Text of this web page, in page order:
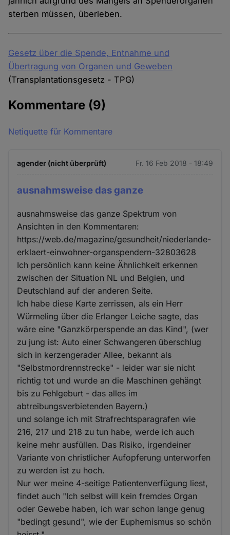
sterben müssen, überleben.
Gesetz über die Spende, Entnahme und
Übertragung von Organen und Geweben
(Transplantationsgesetz - TPG)
Kommentare (9)
Netiquette für Kommentare
agender (nicht überprüft) Fr. 16 Feb 2018 - 18:49
ausnahmsweise das ganze
ausnahmsweise das ganze Spektrum von
Ansichten in den Kommentaren:
https://web.de/magazine/gesundheit/niederlande-
erklaert-einwohner-organspendern-32803628
Ich persönlich kann keine Ähnlichkeit erkennen
zwischen der Situation NL und Belgien, und
Deutschland auf der anderen Seite.
Ich habe diese Karte zerrissen, als ein Herr
Würmeling über die Erlanger Leiche sagte, das
wäre eine "Ganzkörperspende an das Kind", (wer
zu jung ist: Auto einer Schwangeren überschlug
sich in kerzengerader Allee, bekannt als
"Selbstmordrennstrecke" - leider war sie nicht
richtig tot und wurde an die Maschinen gehängt
bis zu Fehlgeburt - das alles im
abtreibungsverbietenden Bayern.)
und solange ich mit Strafrechtsparagrafen wie
216, 217 und 218 zu tun habe, werde ich auch
keine mehr ausfüllen. Das Risiko, irgendeiner
Variante von christlicher Aufopferung unterworfen
zu werden ist zu hoch.
Nur wer meine 4-seitige Patientenverfügung liest,
findet auch "Ich selbst will kein fremdes Organ
oder Gewebe haben, ich war schon lange genug
"bedingt gesund", wie der Euphemismus so schön